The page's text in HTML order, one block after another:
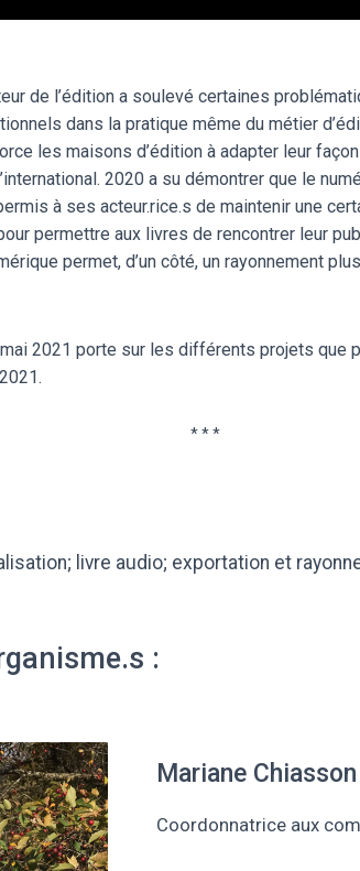
de l’édition a soulevé certaines
dans la pratique même du métier
les maisons d’édition à adapter leur
2020 a su démontrer que le
à ses acteur.rice.s de maintenir une
permettre aux livres de rencontrer leur
permet, d’un côté, un rayonnement
2021 porte sur les différents projets que
* * *
livre audio; exportation et
:
Mariane Chiasson
Coordonnatrice aux